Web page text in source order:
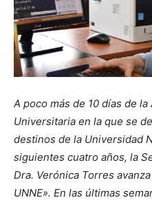
A poco más de 10 días de
Universitaria en la que se
destinos de la Universidad
siguientes cuatro años, la
Dra. Verónica Torres
UNNE». En las últimas